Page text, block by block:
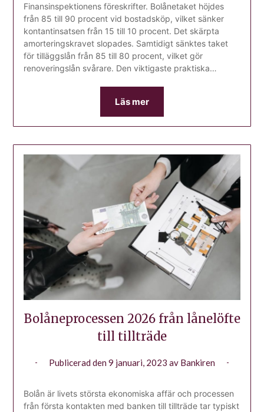
Finansinspektionens föreskrifter. Bolånetaket höjdes
från 85 till 90 procent vid bostadsköp, vilket sänker
kontantinsatsen från 15 till 10 procent. Det skärpta
amorteringskravet slopades. Samtidigt sänktes taket
för tilläggslån från 85 till 80 procent, vilket gör
renoveringslån svårare. Den viktigaste praktiska…
Läs mer
Bolåneprocessen 2026 från lånelöfte
till tillträde
Publicerad den 9 januari, 2023 av Bankiren
Bolån är livets största ekonomiska affär och processen
från första kontakten med banken till tillträde tar typiskt